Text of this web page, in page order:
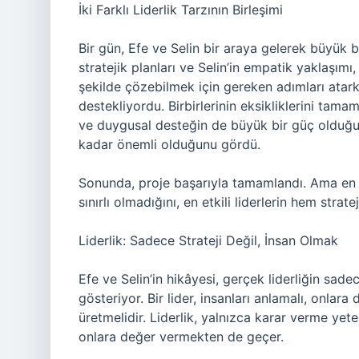
İki Farklı Liderlik Tarzının Birleşimi
Bir gün, Efe ve Selin bir araya gelerek büyük
stratejik planları ve Selin’in empatik
şekilde çözebilmek için gereken adımları
destekliyordu. Birbirlerinin eksikliklerini
ve duygusal desteğin de büyük bir güç
kadar önemli olduğunu gördü.
Sonunda, proje başarıyla tamamlandı. Ama
sınırlı olmadığını, en etkili liderlerin hem
Liderlik: Sadece Strateji Değil, İnsan Olmak
Efe ve Selin’in hikâyesi, gerçek liderliğin
gösteriyor. Bir lider, insanları anlamalı,
üretmelidir. Liderlik, yalnızca karar verme
onlara değer vermekten de geçer.